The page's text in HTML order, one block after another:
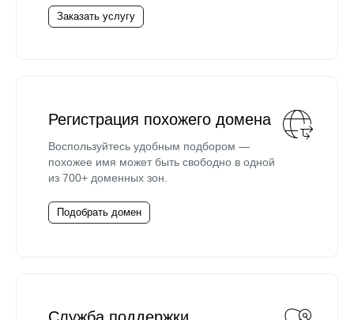
Заказать услугу
Регистрация похожего домена
Воспользуйтесь удобным подбором —
похожее имя может быть свободно в одной
из 700+ доменных зон.
Подобрать домен